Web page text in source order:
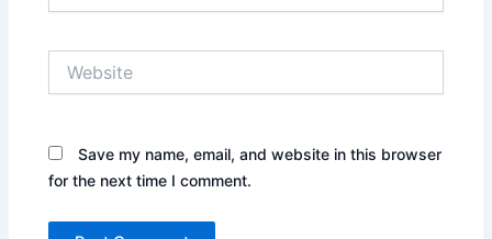
Save my name, email, and website in this browser
for the next time I comment.